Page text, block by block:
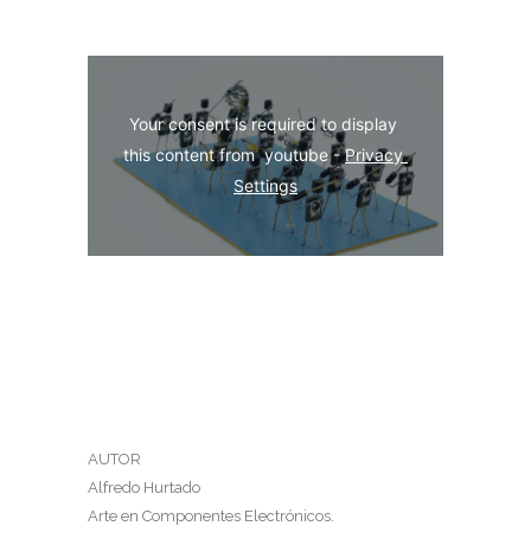
Your consent is required to display
this content from  youtube - Privacy
Settings
AUTOR
Alfredo Hurtado
Arte en Componentes Electrónicos.